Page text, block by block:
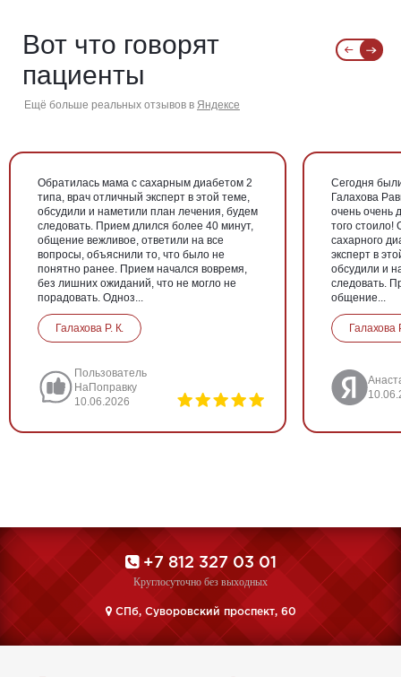
Вот что говорят
пациенты
Ещё больше реальных отзывов в Яндексе
Обратилась мама с сахарным диабетом 2
типа, врач отличный эксперт в этой теме,
обсудили и наметили план лечения, будем
следовать. Прием длился более 40 минут,
общение вежливое, ответили на все
вопросы, объяснили то, что было не
понятно ранее. Прием начался вовремя,
без лишних ожиданий, что не могло не
порадовать. Одноз...
Галахова Р. К.
Пользователь
НаПоправку
10.06.2026
Сегодня
Галахова
очень очень
того стоило!
сахарного
эксперт в
обсудили и
следовать.
общение...
Галахова
+7 812 327 03 01
Круглосуточно без выходных
CПб, Суворовский проспект, 60